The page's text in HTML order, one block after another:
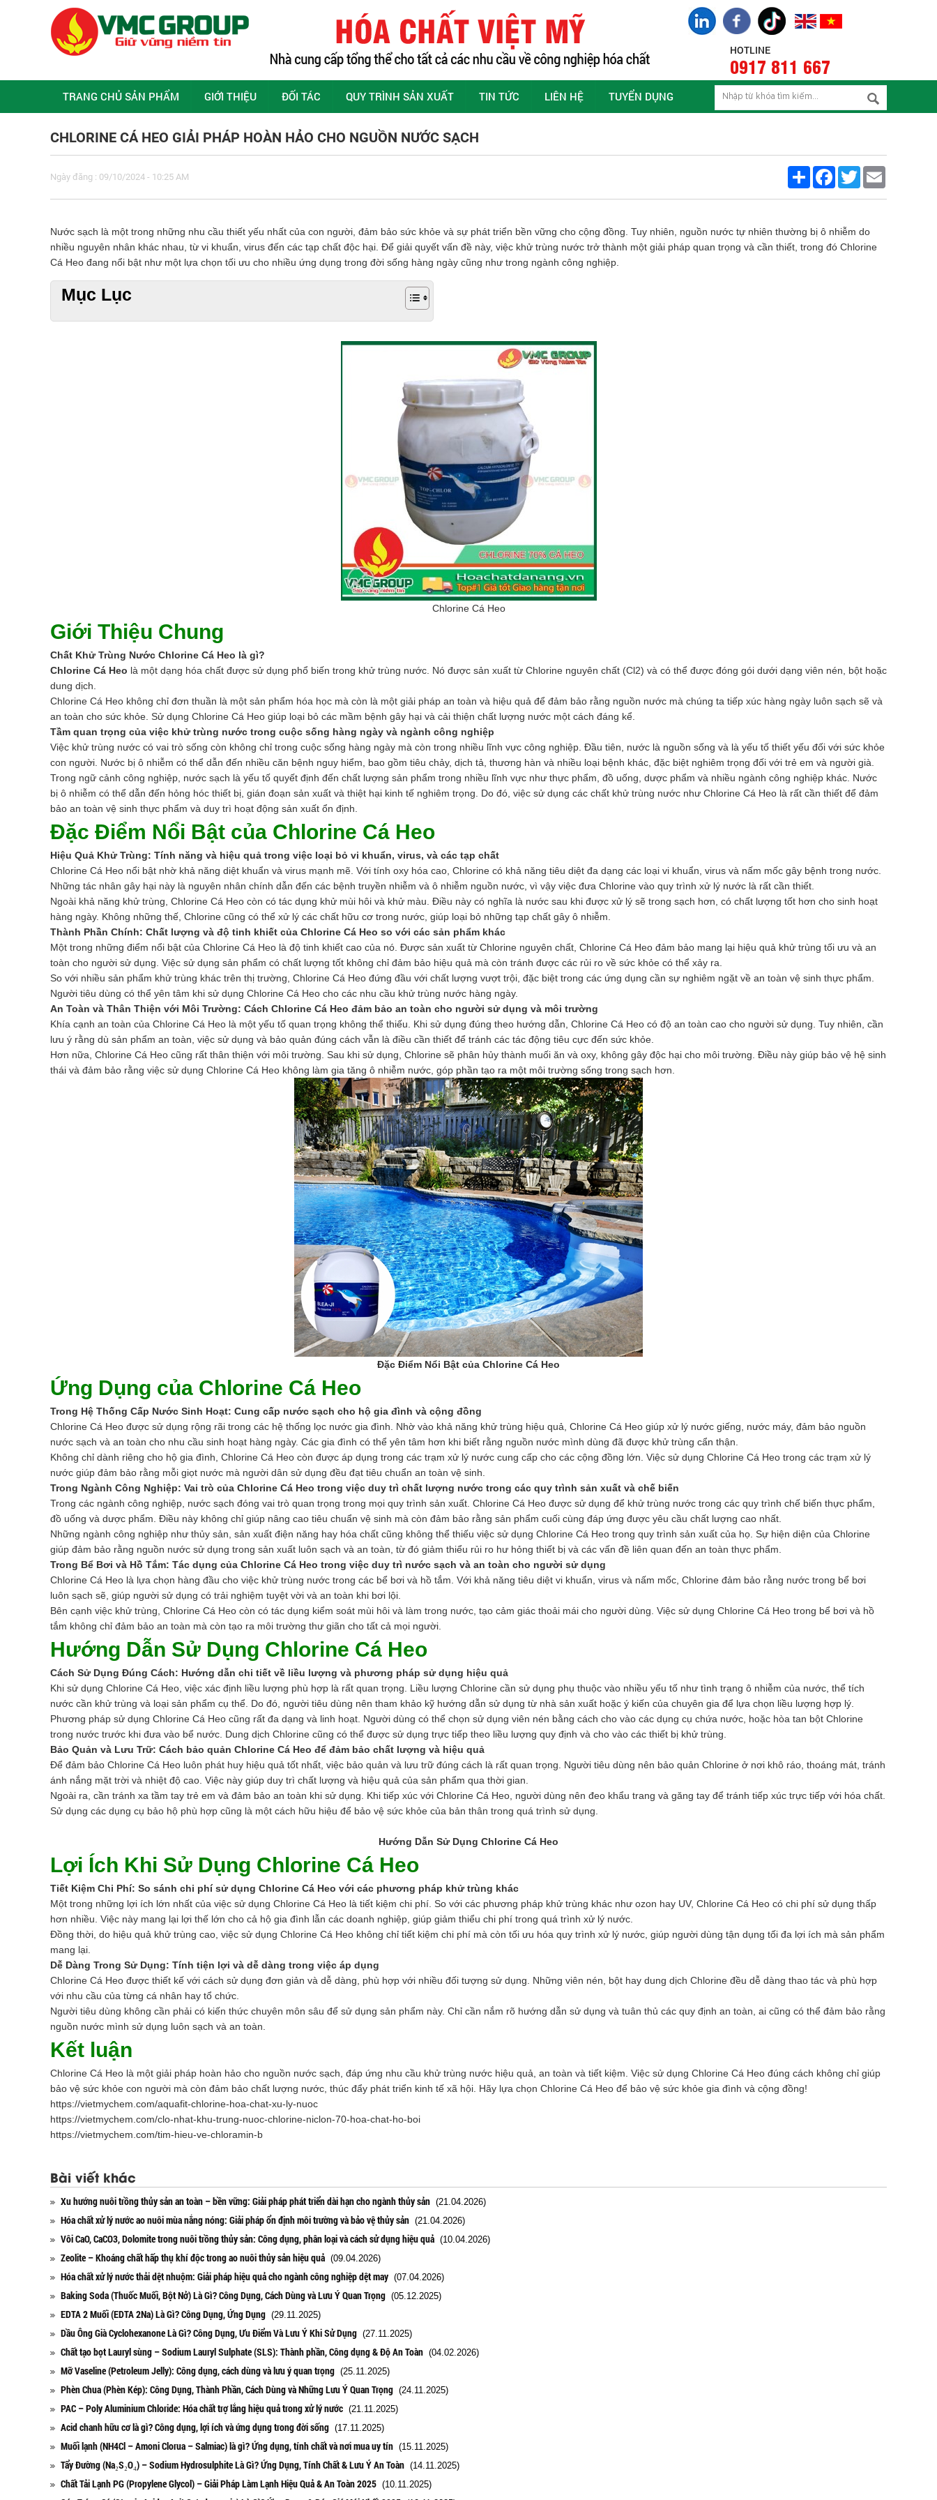
HOTLINE
0917 811 667
TRANG CHỦ SẢN PHẨM GIỚI THIỆU ĐỐI TÁC QUY TRÌNH SẢN XUẤT TIN TỨC LIÊN HỆ TUYỂN DỤNG
CHLORINE CÁ HEO GIẢI PHÁP HOÀN HẢO CHO NGUỒN NƯỚC SẠCH
Ngày đăng : 09/10/2024 - 10:25 AM
Share FacebookTwitter
Nước sạch là một trong những nhu cầu thiết yếu nhất của con người, đảm bảo sức khỏe và sự phát triển bền vững cho cộng đồng. Tuy nhiên, nguồn nước tự nhiên thường bị ô nhiễm do
nhiều nguyên nhân khác nhau, từ vi khuẩn, virus đến các tạp chất độc hại. Để giải quyết vấn đề này, việc khử trùng nước trở thành một giải pháp quan trọng và cần thiết, trong đó Chlorine
Cá Heo đang nổi bật như một lựa chọn tối ưu cho nhiều ứng dụng trong đời sống hàng ngày cũng như trong ngành công nghiệp.
Mục Lục
Chlorine Cá Heo
Giới Thiệu Chung
Chất Khử Trùng Nước Chlorine Cá Heo là gì?
Chlorine Cá Heo là một dạng hóa chất được sử dụng phổ biến trong khử trùng nước. Nó được sản xuất từ Chlorine nguyên chất (Cl2) và có thể được đóng gói dưới dạng viên nén, bột hoặc
dung dịch.
Chlorine Cá Heo không chỉ đơn thuần là một sản phẩm hóa học mà còn là một giải pháp an toàn và hiệu quả để đảm bảo rằng nguồn nước mà chúng ta tiếp xúc hàng ngày luôn sạch sẽ và
an toàn cho sức khỏe. Sử dụng Chlorine Cá Heo giúp loại bỏ các mầm bệnh gây hại và cải thiện chất lượng nước một cách đáng kể.
Tầm quan trọng của việc khử trùng nước trong cuộc sống hàng ngày và ngành công nghiệp
Việc khử trùng nước có vai trò sống còn không chỉ trong cuộc sống hàng ngày mà còn trong nhiều lĩnh vực công nghiệp. Đầu tiên, nước là nguồn sống và là yếu tố thiết yếu đối với sức khỏe
con người. Nước bị ô nhiễm có thể dẫn đến nhiều căn bệnh nguy hiểm, bao gồm tiêu chảy, dịch tả, thương hàn và nhiều loại bệnh khác, đặc biệt nghiêm trọng đối với trẻ em và người già.
Trong ngữ cảnh công nghiệp, nước sạch là yếu tố quyết định đến chất lượng sản phẩm trong nhiều lĩnh vực như thực phẩm, đồ uống, dược phẩm và nhiều ngành công nghiệp khác. Nước
bị ô nhiễm có thể dẫn đến hỏng hóc thiết bị, gián đoạn sản xuất và thiệt hại kinh tế nghiêm trọng. Do đó, việc sử dụng các chất khử trùng nước như Chlorine Cá Heo là rất cần thiết để đảm
bảo an toàn vệ sinh thực phẩm và duy trì hoạt động sản xuất ổn định.
Đặc Điểm Nổi Bật của Chlorine Cá Heo
Hiệu Quả Khử Trùng: Tính năng và hiệu quả trong việc loại bỏ vi khuẩn, virus, và các tạp chất
Chlorine Cá Heo nổi bật nhờ khả năng diệt khuẩn và virus mạnh mẽ. Với tính oxy hóa cao, Chlorine có khả năng tiêu diệt đa dạng các loại vi khuẩn, virus và nấm mốc gây bệnh trong nước.
Những tác nhân gây hại này là nguyên nhân chính dẫn đến các bệnh truyền nhiễm và ô nhiễm nguồn nước, vì vậy việc đưa Chlorine vào quy trình xử lý nước là rất cần thiết.
Ngoài khả năng khử trùng, Chlorine Cá Heo còn có tác dụng khử mùi hôi và khử màu. Điều này có nghĩa là nước sau khi được xử lý sẽ trong sạch hơn, có chất lượng tốt hơn cho sinh hoạt
hàng ngày. Không những thế, Chlorine cũng có thể xử lý các chất hữu cơ trong nước, giúp loại bỏ những tạp chất gây ô nhiễm.
Thành Phần Chính: Chất lượng và độ tinh khiết của Chlorine Cá Heo so với các sản phẩm khác
Một trong những điểm nổi bật của Chlorine Cá Heo là độ tinh khiết cao của nó. Được sản xuất từ Chlorine nguyên chất, Chlorine Cá Heo đảm bảo mang lại hiệu quả khử trùng tối ưu và an
toàn cho người sử dụng. Việc sử dụng sản phẩm có chất lượng tốt không chỉ đảm bảo hiệu quả mà còn tránh được các rủi ro về sức khỏe có thể xảy ra.
So với nhiều sản phẩm khử trùng khác trên thị trường, Chlorine Cá Heo đứng đầu với chất lượng vượt trội, đặc biệt trong các ứng dụng cần sự nghiêm ngặt về an toàn vệ sinh thực phẩm.
Người tiêu dùng có thể yên tâm khi sử dụng Chlorine Cá Heo cho các nhu cầu khử trùng nước hàng ngày.
An Toàn và Thân Thiện với Môi Trường: Cách Chlorine Cá Heo đảm bảo an toàn cho người sử dụng và môi trường
Khía cạnh an toàn của Chlorine Cá Heo là một yếu tố quan trọng không thể thiếu. Khi sử dụng đúng theo hướng dẫn, Chlorine Cá Heo có độ an toàn cao cho người sử dụng. Tuy nhiên, cần
lưu ý rằng dù sản phẩm an toàn, việc sử dụng và bảo quản đúng cách vẫn là điều cần thiết để tránh các tác động tiêu cực đến sức khỏe.
Hơn nữa, Chlorine Cá Heo cũng rất thân thiện với môi trường. Sau khi sử dụng, Chlorine sẽ phân hủy thành muối ăn và oxy, không gây độc hại cho môi trường. Điều này giúp bảo vệ hệ sinh
thái và đảm bảo rằng việc sử dụng Chlorine Cá Heo không làm gia tăng ô nhiễm nước, góp phần tạo ra một môi trường sống trong sạch hơn.
Đặc Điểm Nổi Bật của Chlorine Cá Heo
Ứng Dụng của Chlorine Cá Heo
Trong Hệ Thống Cấp Nước Sinh Hoạt: Cung cấp nước sạch cho hộ gia đình và cộng đồng
Chlorine Cá Heo được sử dụng rộng rãi trong các hệ thống lọc nước gia đình. Nhờ vào khả năng khử trùng hiệu quả, Chlorine Cá Heo giúp xử lý nước giếng, nước máy, đảm bảo nguồn
nước sạch và an toàn cho nhu cầu sinh hoạt hàng ngày. Các gia đình có thể yên tâm hơn khi biết rằng nguồn nước mình dùng đã được khử trùng cẩn thận.
Không chỉ dành riêng cho hộ gia đình, Chlorine Cá Heo còn được áp dụng trong các trạm xử lý nước cung cấp cho các cộng đồng lớn. Việc sử dụng Chlorine Cá Heo trong các trạm xử lý
nước giúp đảm bảo rằng mỗi giọt nước mà người dân sử dụng đều đạt tiêu chuẩn an toàn vệ sinh.
Trong Ngành Công Nghiệp: Vai trò của Chlorine Cá Heo trong việc duy trì chất lượng nước trong các quy trình sản xuất và chế biến
Trong các ngành công nghiệp, nước sạch đóng vai trò quan trọng trong mọi quy trình sản xuất. Chlorine Cá Heo được sử dụng để khử trùng nước trong các quy trình chế biến thực phẩm,
đồ uống và dược phẩm. Điều này không chỉ giúp nâng cao tiêu chuẩn vệ sinh mà còn đảm bảo rằng sản phẩm cuối cùng đáp ứng được yêu cầu chất lượng cao nhất.
Những ngành công nghiệp như thủy sản, sản xuất điện năng hay hóa chất cũng không thể thiếu việc sử dụng Chlorine Cá Heo trong quy trình sản xuất của họ. Sự hiện diện của Chlorine
giúp đảm bảo rằng nguồn nước sử dụng trong sản xuất luôn sạch và an toàn, từ đó giảm thiểu rủi ro hư hỏng thiết bị và các vấn đề liên quan đến an toàn thực phẩm.
Trong Bể Bơi và Hồ Tắm: Tác dụng của Chlorine Cá Heo trong việc duy trì nước sạch và an toàn cho người sử dụng
Chlorine Cá Heo là lựa chọn hàng đầu cho việc khử trùng nước trong các bể bơi và hồ tắm. Với khả năng tiêu diệt vi khuẩn, virus và nấm mốc, Chlorine đảm bảo rằng nước trong bể bơi
luôn sạch sẽ, giúp người sử dụng có trải nghiệm tuyệt vời và an toàn khi bơi lội.
Bên cạnh việc khử trùng, Chlorine Cá Heo còn có tác dụng kiểm soát mùi hôi và làm trong nước, tạo cảm giác thoải mái cho người dùng. Việc sử dụng Chlorine Cá Heo trong bể bơi và hồ
tắm không chỉ đảm bảo an toàn mà còn tạo ra môi trường thư giãn cho tất cả mọi người.
Hướng Dẫn Sử Dụng Chlorine Cá Heo
Cách Sử Dụng Đúng Cách: Hướng dẫn chi tiết về liều lượng và phương pháp sử dụng hiệu quả
Khi sử dụng Chlorine Cá Heo, việc xác định liều lượng phù hợp là rất quan trọng. Liều lượng Chlorine cần sử dụng phụ thuộc vào nhiều yếu tố như tình trạng ô nhiễm của nước, thể tích
nước cần khử trùng và loại sản phẩm cụ thể. Do đó, người tiêu dùng nên tham khảo kỹ hướng dẫn sử dụng từ nhà sản xuất hoặc ý kiến của chuyên gia để lựa chọn liều lượng hợp lý.
Phương pháp sử dụng Chlorine Cá Heo cũng rất đa dạng và linh hoạt. Người dùng có thể chọn sử dụng viên nén bằng cách cho vào các dụng cụ chứa nước, hoặc hòa tan bột Chlorine
trong nước trước khi đưa vào bể nước. Dung dịch Chlorine cũng có thể được sử dụng trực tiếp theo liều lượng quy định và cho vào các thiết bị khử trùng.
Bảo Quản và Lưu Trữ: Cách bảo quản Chlorine Cá Heo để đảm bảo chất lượng và hiệu quả
Để đảm bảo Chlorine Cá Heo luôn phát huy hiệu quả tốt nhất, việc bảo quản và lưu trữ đúng cách là rất quan trọng. Người tiêu dùng nên bảo quản Chlorine ở nơi khô ráo, thoáng mát, tránh
ánh nắng mặt trời và nhiệt độ cao. Việc này giúp duy trì chất lượng và hiệu quả của sản phẩm qua thời gian.
Ngoài ra, cần tránh xa tầm tay trẻ em và đảm bảo an toàn khi sử dụng. Khi tiếp xúc với Chlorine Cá Heo, người dùng nên đeo khẩu trang và găng tay để tránh tiếp xúc trực tiếp với hóa chất.
Sử dụng các dụng cụ bảo hộ phù hợp cũng là một cách hữu hiệu để bảo vệ sức khỏe của bản thân trong quá trình sử dụng.
Hướng Dẫn Sử Dụng Chlorine Cá Heo
Lợi Ích Khi Sử Dụng Chlorine Cá Heo
Tiết Kiệm Chi Phí: So sánh chi phí sử dụng Chlorine Cá Heo với các phương pháp khử trùng khác
Một trong những lợi ích lớn nhất của việc sử dụng Chlorine Cá Heo là tiết kiệm chi phí. So với các phương pháp khử trùng khác như ozon hay UV, Chlorine Cá Heo có chi phí sử dụng thấp
hơn nhiều. Việc này mang lại lợi thế lớn cho cả hộ gia đình lẫn các doanh nghiệp, giúp giảm thiểu chi phí trong quá trình xử lý nước.
Đồng thời, do hiệu quả khử trùng cao, việc sử dụng Chlorine Cá Heo không chỉ tiết kiệm chi phí mà còn tối ưu hóa quy trình xử lý nước, giúp người dùng tận dụng tối đa lợi ích mà sản phẩm
mang lại.
Dễ Dàng Trong Sử Dụng: Tính tiện lợi và dễ dàng trong việc áp dụng
Chlorine Cá Heo được thiết kế với cách sử dụng đơn giản và dễ dàng, phù hợp với nhiều đối tượng sử dụng. Những viên nén, bột hay dung dịch Chlorine đều dễ dàng thao tác và phù hợp
với nhu cầu của từng cá nhân hay tổ chức.
Người tiêu dùng không cần phải có kiến thức chuyên môn sâu để sử dụng sản phẩm này. Chỉ cần nắm rõ hướng dẫn sử dụng và tuân thủ các quy định an toàn, ai cũng có thể đảm bảo rằng
nguồn nước mình sử dụng luôn sạch và an toàn.
Kết luận
Chlorine Cá Heo là một giải pháp hoàn hảo cho nguồn nước sạch, đáp ứng nhu cầu khử trùng nước hiệu quả, an toàn và tiết kiệm. Việc sử dụng Chlorine Cá Heo đúng cách không chỉ giúp
bảo vệ sức khỏe con người mà còn đảm bảo chất lượng nước, thúc đẩy phát triển kinh tế xã hội. Hãy lựa chọn Chlorine Cá Heo để bảo vệ sức khỏe gia đình và cộng đồng!
https://vietmychem.com/aquafit-chlorine-hoa-chat-xu-ly-nuoc
https://vietmychem.com/clo-nhat-khu-trung-nuoc-chlorine-niclon-70-hoa-chat-ho-boi
https://vietmychem.com/tim-hieu-ve-chloramin-b
Bài viết khác
Xu hướng nuôi trồng thủy sản an toàn – bền vững: Giải pháp phát triển dài hạn cho ngành thủy sản (21.04.2026)
Hóa chất xử lý nước ao nuôi mùa nắng nóng: Giải pháp ổn định môi trường và bảo vệ thủy sản (21.04.2026)
Vôi CaO, CaCO3, Dolomite trong nuôi trồng thủy sản: Công dụng, phân loại và cách sử dụng hiệu quả (10.04.2026)
Zeolite – Khoáng chất hấp thụ khí độc trong ao nuôi thủy sản hiệu quả (09.04.2026)
Hóa chất xử lý nước thải dệt nhuộm: Giải pháp hiệu quả cho ngành công nghiệp dệt may (07.04.2026)
Baking Soda (Thuốc Muối, Bột Nở) Là Gì? Công Dụng, Cách Dùng và Lưu Ý Quan Trọng (05.12.2025)
EDTA 2 Muối (EDTA 2Na) Là Gì? Công Dụng, Ứng Dụng (29.11.2025)
Dầu Ông Già Cyclohexanone Là Gì? Công Dụng, Ưu Điểm Và Lưu Ý Khi Sử Dụng (27.11.2025)
Chất tạo bọt Lauryl sùng – Sodium Lauryl Sulphate (SLS): Thành phần, Công dụng & Độ An Toàn (04.02.2026)
Mỡ Vaseline (Petroleum Jelly): Công dụng, cách dùng và lưu ý quan trọng (25.11.2025)
Phèn Chua (Phèn Kép): Công Dụng, Thành Phần, Cách Dùng và Những Lưu Ý Quan Trọng (24.11.2025)
PAC – Poly Aluminium Chloride: Hóa chất trợ lắng hiệu quả trong xử lý nước (21.11.2025)
Acid chanh hữu cơ là gì? Công dụng, lợi ích và ứng dụng trong đời sống (17.11.2025)
Muối lạnh (NH4Cl – Amoni Clorua – Salmiac) là gì? Ứng dụng, tính chất và nơi mua uy tín (15.11.2025)
Tẩy Đường (Na₂S₂O₄) – Sodium Hydrosulphite Là Gì? Ứng Dụng, Tính Chất & Lưu Ý An Toàn (14.11.2025)
Chất Tải Lạnh PG (Propylene Glycol) – Giải Pháp Làm Lạnh Hiệu Quả & An Toàn 2025 (10.11.2025)